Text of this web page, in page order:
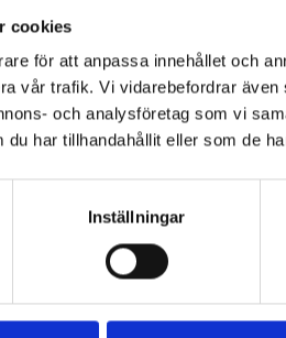
cookies
för att anpassa innehållet och
vår trafik. Vi vidarebefordrar
och analysföretag som vi
du har tillhandahållit eller som de
Inställningar
Capital, en global och
står redo att stödja
nätverk. Vi har